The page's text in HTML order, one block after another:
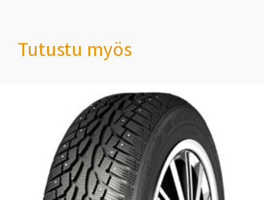
Tutustu myös